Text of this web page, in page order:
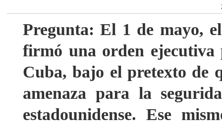
Pregunta: El 1 de mayo,
firmó una orden ejecutiva
Cuba, bajo el pretexto de
amenaza para la
estadounidense. Ese